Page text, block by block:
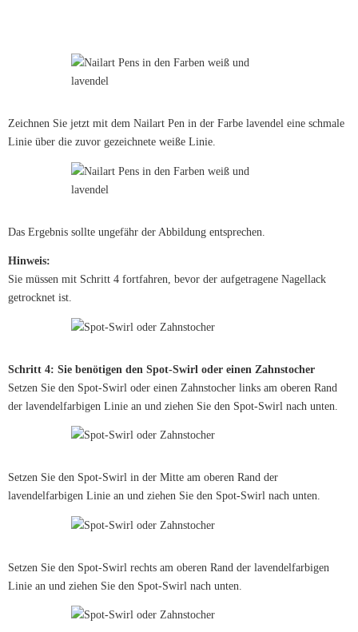
Zeichnen Sie jetzt mit dem Nailart Pen in der Farbe lavendel eine schmale
Linie über die zuvor gezeichnete weiße Linie.
Das Ergebnis sollte ungefähr der Abbildung entsprechen.
Hinweis:
Sie müssen mit Schritt 4 fortfahren, bevor der aufgetragene Nagellack
getrocknet ist.
Schritt 4: Sie benötigen den Spot-Swirl oder einen Zahnstocher
Setzen Sie den Spot-Swirl oder einen Zahnstocher links am oberen Rand
der lavendelfarbigen Linie an und ziehen Sie den Spot-Swirl nach unten.
Setzen Sie den Spot-Swirl in der Mitte am oberen Rand der
lavendelfarbigen Linie an und ziehen Sie den Spot-Swirl nach unten.
Setzen Sie den Spot-Swirl rechts am oberen Rand der lavendelfarbigen
Linie an und ziehen Sie den Spot-Swirl nach unten.